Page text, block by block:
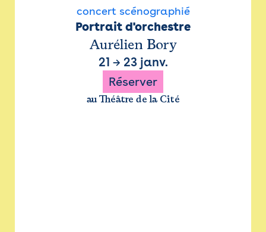
concert scénographié
Portrait d'orchestre
Aurélien Bory
21 → 23 janv.
Réserver
au Théâtre de la Cité